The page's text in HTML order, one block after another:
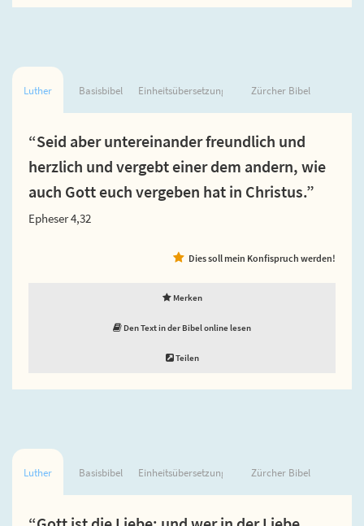
Luther Basisbibel Einheitsübersetzung Zürcher Bibel
“Seid aber untereinander freundlich und
herzlich und vergebt einer dem andern, wie
auch Gott euch vergeben hat in Christus.”
Epheser 4,32
Dies soll mein Konfispruch werden!
Merken
Den Text in der Bibel online lesen
Teilen
Luther Basisbibel Einheitsübersetzung Zürcher Bibel